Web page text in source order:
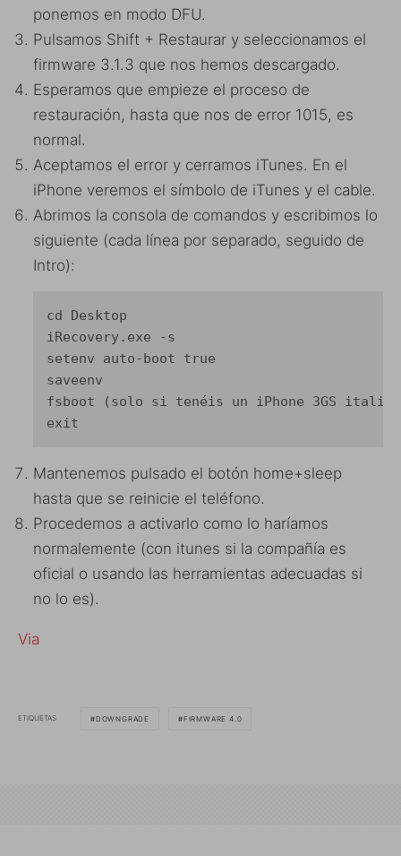
ponemos en modo DFU.
Pulsamos Shift + Restaurar y seleccionamos el
firmware 3.1.3 que nos hemos descargado.
Esperamos que empieze el proceso de
restauración, hasta que nos de error 1015, es
normal.
Aceptamos el error y cerramos iTunes. En el
iPhone veremos el símbolo de iTunes y el cable.
Abrimos la consola de comandos y escribimos lo
siguiente (cada línea por separado, seguido de
Intro):
cd Desktop
iRecovery.exe -s
setenv auto-boot true
saveenv
fsboot (solo si tenéis un iPhone 3GS
exit
Mantenemos pulsado el botón home+sleep
hasta que se reinicie el teléfono.
Procedemos a activarlo como lo haríamos
normalemente (con itunes si la compañía es
oficial o usando las herramientas adecuadas si
no lo es).
Via
ETIQUETAS DOWNGRADE FIRMWARE 4.0